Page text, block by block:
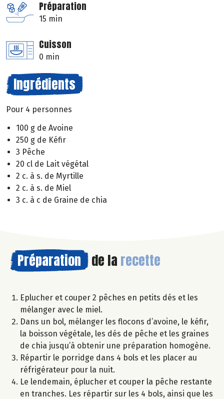
Préparation
15 min
Cuisson
0 min
Ingrédients
Pour 4 personnes
100 g de Avoine
250 g de Kéfir
3 Pêche
20 cl de Lait végétal
2 c. à s. de Myrtille
2 c. à s. de Miel
3 c. à c de Graine de chia
Préparation de la recette
Eplucher et couper 2 pêches en petits dés et les
mélanger avec le miel.
Dans un bol, mélanger les flocons d’avoine, le kéfir,
la boisson végétale, les dés de pêche et les graines
de chia jusqu’à obtenir une préparation homogène.
Répartir le porridge dans 4 bols et les placer au
réfrigérateur pour la nuit.
Le lendemain, éplucher et couper la pêche restante
en tranches. Les répartir sur les 4 bols, ainsi que les